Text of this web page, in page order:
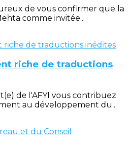
de vous confirmer que la
comme invitée...
riche de traductions
de l'AFYI vous contribuez
au développement du...